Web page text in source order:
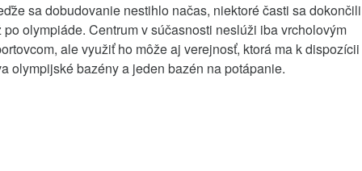
sa dobudovanie nestihlo načas, niektoré časti sa dokončili
po olympiáde. Centrum v súčasnosti neslúži iba vrcholovým
ale využiť ho môže aj verejnosť, ktorá ma k dispozícii
olympijské bazény a jeden bazén na potápanie.